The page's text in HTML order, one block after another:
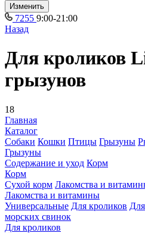
Изменить
7255 9:00-21:00
Назад
Для кроликов
грызунов
18
Главная
Каталог
Собаки Кошки Птицы Грызуны
Грызуны
Содержание и уход Корм
Корм
Сухой корм Лакомства и
Лакомства и витамины
Универсальные Для кроликов
морских свинок
Для кроликов